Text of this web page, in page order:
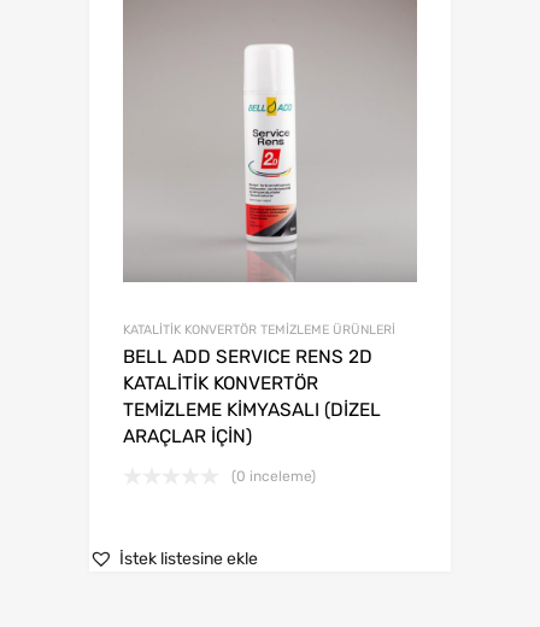
KATALİTİK KONVERTÖR TEMİZLEME ÜRÜNLERİ
BELL ADD SERVICE RENS 2D
KATALİTİK KONVERTÖR
TEMİZLEME KİMYASALI (DİZEL
ARAÇLAR İÇİN)
(0 inceleme)
İstek listesine ekle